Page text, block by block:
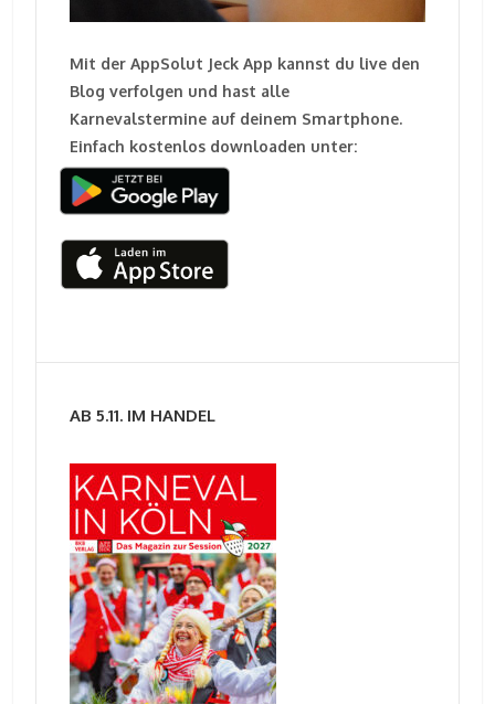
Mit der AppSolut Jeck App kannst du live den
Blog verfolgen und hast alle
Karnevalstermine auf deinem Smartphone.
Einfach kostenlos downloaden unter:
AB 5.11. IM HANDEL